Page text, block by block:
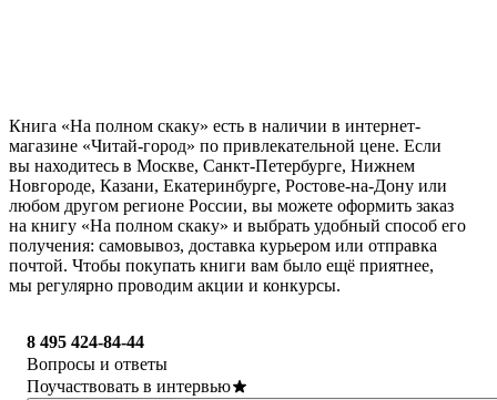
Книга «На полном скаку» есть в наличии в интернет-
магазине «Читай-город» по привлекательной цене. Если
вы находитесь в Москве, Санкт-Петербурге, Нижнем
Новгороде, Казани, Екатеринбурге, Ростове-на-Дону или
любом другом регионе России, вы можете оформить заказ
на книгу «На полном скаку» и выбрать удобный способ его
получения: самовывоз, доставка курьером или отправка
почтой. Чтобы покупать книги вам было ещё приятнее,
мы регулярно проводим акции и конкурсы.
8 495 424-84-44
Вопросы и ответы
Поучаствовать в интервью